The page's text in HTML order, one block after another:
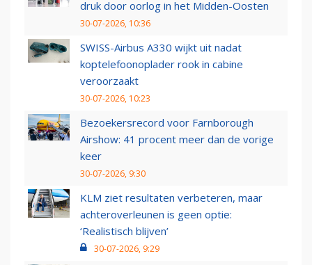
druk door oorlog in het Midden-Oosten
30-07-2026, 10:36
SWISS-Airbus A330 wijkt uit nadat
koptelefoonoplader rook in cabine
veroorzaakt
30-07-2026, 10:23
Bezoekersrecord voor Farnborough
Airshow: 41 procent meer dan de vorige
keer
30-07-2026, 9:30
KLM ziet resultaten verbeteren, maar
achteroverleunen is geen optie:
‘Realistisch blijven’
30-07-2026, 9:29